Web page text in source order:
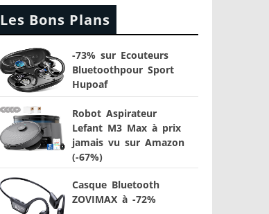
Les Bons Plans
-73% sur Ecouteurs
Bluetoothpour Sport
Hupoaf
Robot Aspirateur
Lefant M3 Max à prix
jamais vu sur Amazon
(-67%)
Casque Bluetooth
ZOVIMAX à -72%